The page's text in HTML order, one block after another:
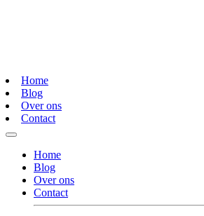
Home
Blog
Over ons
Contact
Home
Blog
Over ons
Contact